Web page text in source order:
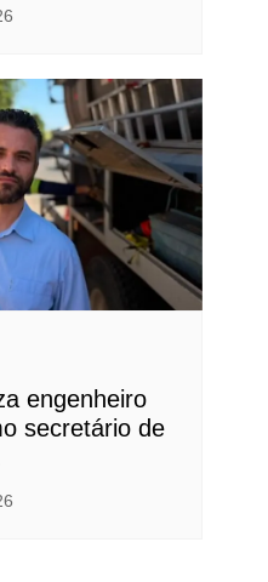
engenheiro
secretário de